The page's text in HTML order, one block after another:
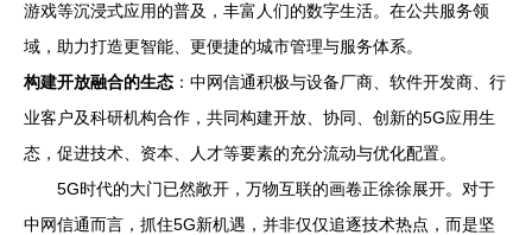
游戏等沉浸式应用的普及，丰富人们的数字生活。在公共服务领
域，助力打造更智能、更便捷的城市管理与服务体系。
构建开放融合的生态 ：中网信通积极与设备厂商、软件开发商、行
业客户及科研机构合作，共同构建开放、协同、创新的5G应用生
态，促进技术、资本、人才等要素的充分流动与优化配置。
5G时代的大门已然敞开，万物互联的画卷正徐徐展开。对于
中网信通而言，抓住5G新机遇，并非仅仅追逐技术热点，而是坚